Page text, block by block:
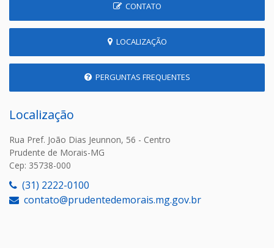
CONTATO
LOCALIZAÇÃO
PERGUNTAS FREQUENTES
Localização
Rua Pref. João Dias Jeunnon, 56 - Centro
Prudente de Morais-MG
Cep: 35738-000
(31) 2222-0100
contato@prudentedemorais.mg.gov.br